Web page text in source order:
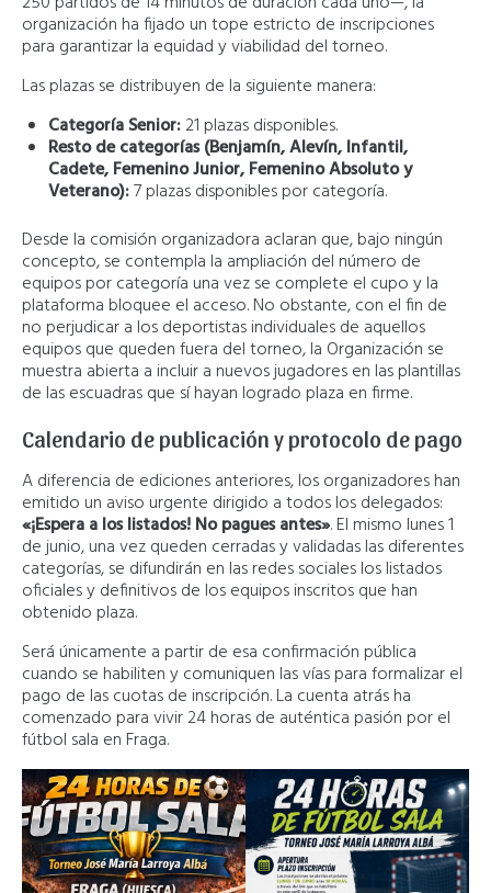
organización ha fijado un tope estricto de inscripciones
para garantizar la equidad y viabilidad del torneo.
Las plazas se distribuyen de la siguiente manera:
Categoría Senior:21 plazas disponibles.
Resto de categorías (Benjamín, Alevín, Infantil,
Cadete, Femenino Junior, Femenino Absoluto y
Veterano):7 plazas disponibles por categoría.
Desde la comisión organizadora aclaran que, bajo ningún
concepto, se contempla la ampliación del número de
equipos por categoría una vez se complete el cupo y la
plataforma bloquee el acceso. No obstante, con el fin de
no perjudicar a los deportistas individuales de aquellos
equipos que queden fuera del torneo, la Organización se
muestra abierta a incluir a nuevos jugadores en las plantillas
de las escuadras que sí hayan logrado plaza en firme.
Calendario de publicación y protocolo de pago
A diferencia de ediciones anteriores, los organizadores han
emitido un aviso urgente dirigido a todos los delegados:
«¡Espera a los listados! No pagues antes». El mismo lunes 1
de junio, una vez queden cerradas y validadas las diferentes
categorías, se difundirán en las redes sociales los listados
oficiales y definitivos de los equipos inscritos que han
obtenido plaza.
Será únicamente a partir de esa confirmación pública
cuando se habiliten y comuniquen las vías para formalizar el
pago de las cuotas de inscripción. La cuenta atrás ha
comenzado para vivir 24 horas de auténtica pasión por el
fútbol sala en Fraga.